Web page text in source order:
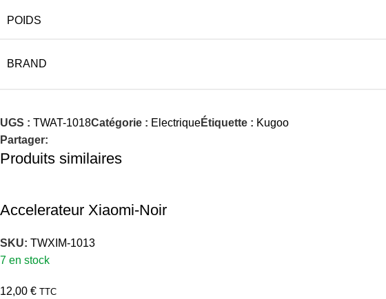
POIDS
BRAND
UGS : TWAT-1018Catégorie : ElectriqueÉtiquette : Kugoo
Partager:
Produits similaires
Accelerateur Xiaomi-Noir
SKU: TWXIM-1013
7 en stock
12,00 € TTC